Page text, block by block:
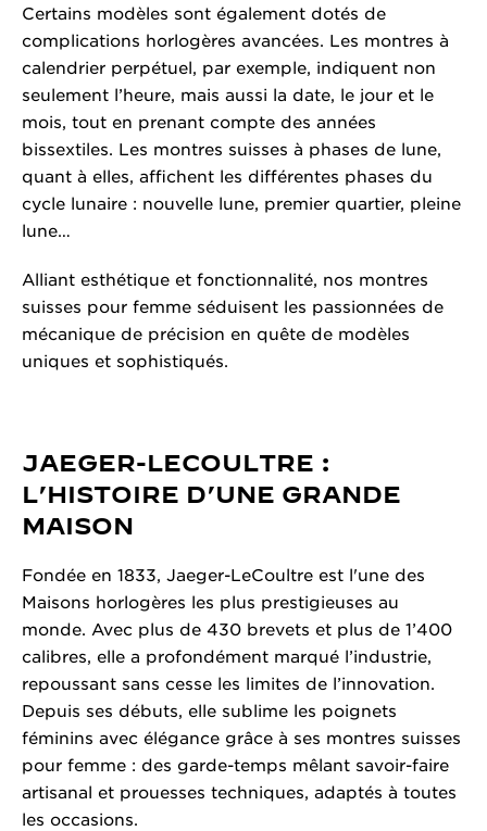
Certains modèles sont également dotés de
complications horlogères avancées. Les montres à
calendrier perpétuel, par exemple, indiquent non
seulement l’heure, mais aussi la date, le jour et le
mois, tout en prenant compte des années
bissextiles. Les montres suisses à phases de lune,
quant à elles, affichent les différentes phases du
cycle lunaire : nouvelle lune, premier quartier, pleine
lune…
Alliant esthétique et fonctionnalité, nos montres
suisses pour femme séduisent les passionnées de
mécanique de précision en quête de modèles
uniques et sophistiqués.
JAEGER-LECOULTRE :
L’HISTOIRE D’UNE GRANDE
MAISON
Fondée en 1833, Jaeger-LeCoultre est l'une des
Maisons horlogères les plus prestigieuses au
monde. Avec plus de 430 brevets et plus de 1’400
calibres, elle a profondément marqué l’industrie,
repoussant sans cesse les limites de l’innovation.
Depuis ses débuts, elle sublime les poignets
féminins avec élégance grâce à ses montres suisses
pour femme : des garde-temps mêlant savoir-faire
artisanal et prouesses techniques, adaptés à toutes
les occasions.